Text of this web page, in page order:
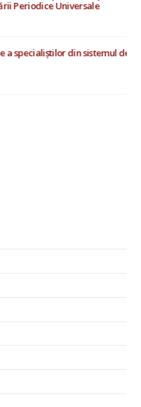
Universale
din sistemul de